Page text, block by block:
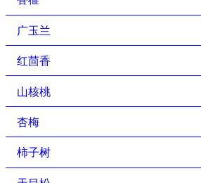
广玉兰
红茴香
山核桃
杏梅
柿子树